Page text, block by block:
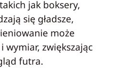
jak boksery,
się gładsze,
może
wymiar, zwiększając
futra.